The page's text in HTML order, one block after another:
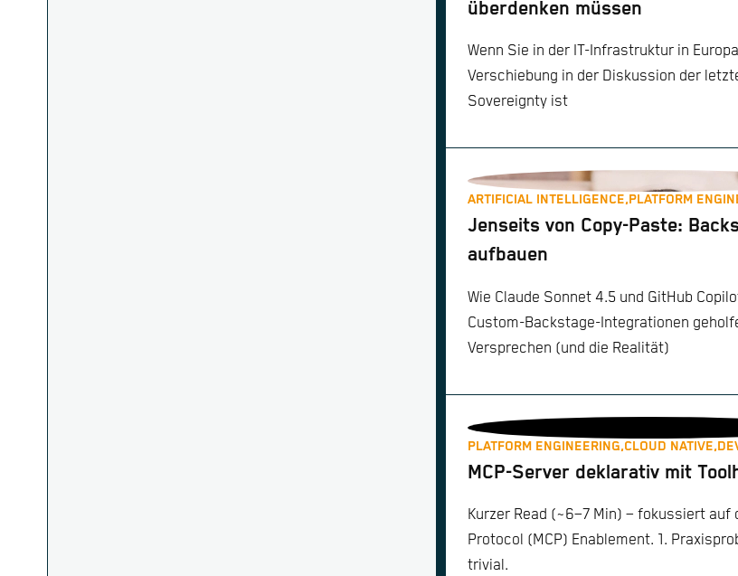
überdenken müssen
Wenn Sie in der IT-Infrastruktur in
Verschiebung in der Diskussion der
Sovereignty ist
ARTIFICIAL INTELLIGENCE,PLATFORM
Jenseits von Copy-Paste:
aufbauen
Wie Claude Sonnet 4.5 und GitHub
Custom-Backstage-Integrationen
Versprechen (und die Realität)
PLATFORM ENGINEERING,CLOUD NATIVE,
MCP-Server deklarativ mit
Kurzer Read (~6–7 Min) – fokussiert
Protocol (MCP) Enablement. 1.
trivial.